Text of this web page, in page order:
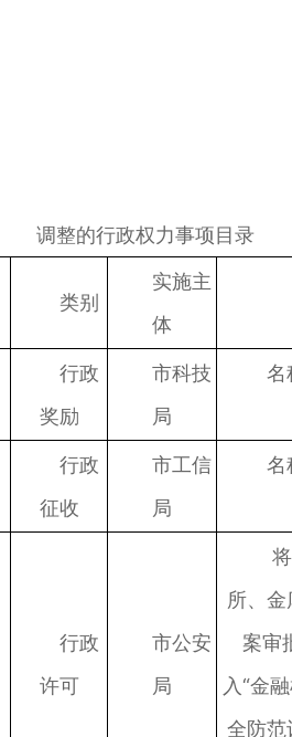
调整的行政权力事项目录
类别
实施主
体
行政
奖励
市科技
局
名
行政
征收
市工信
局
名
行政
许可
市公安
局
所、
案审
入“金
全防范